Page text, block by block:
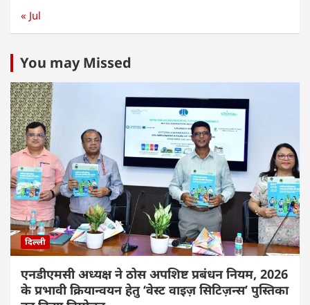
« Jul
You may Missed
दिल्ली
एनडीएमसी अध्यक्ष ने ठोस अपशिष्ट प्रबंधन नियम, 2026
के प्रभावी क्रियान्वयन हेतु ‘वेस्ट वाइज़ सिटिज़न्स’ पुस्तिका